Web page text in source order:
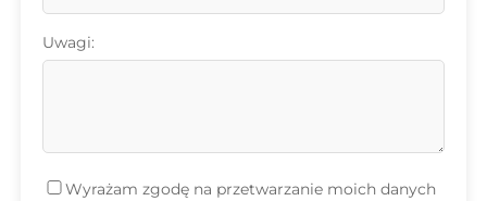
Uwagi:
Wyrażam zgodę na przetwarzanie moich danych